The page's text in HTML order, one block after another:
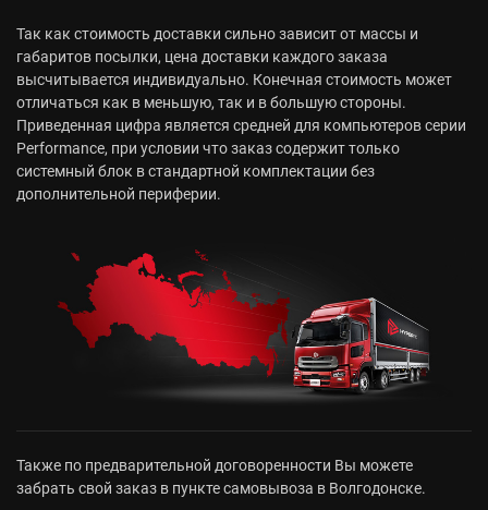
Так как стоимость доставки сильно зависит от массы и
габаритов посылки, цена доставки каждого заказа
высчитывается индивидуально. Конечная стоимость может
отличаться как в меньшую, так и в большую стороны.
Приведенная цифра является средней для компьютеров серии
Performance, при условии что заказ содержит только
системный блок в стандартной комплектации без
дополнительной периферии.
Также по предварительной договоренности Вы можете
забрать свой заказ в пункте самовывоза в Волгодонске.